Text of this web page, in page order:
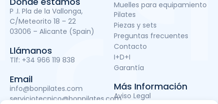
P .I. Pla de la Vallonga,
C/Meteorito 18 – 22
03006 – Alicante (Spain)
Llámanos
Tlf: +34 966 119 838
Email
info@bonpilates.com
serviciotecnico@bonpilates.com
Muelles para equipamiento
Pilates
Piezas y sets
Preguntas frecuentes
Contacto
I+D+I
Garantía
Más Información
Aviso Legal